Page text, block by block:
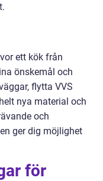
ett kök från
önskemål och
flytta VVS
nya material och
och
ger dig möjlighet
för